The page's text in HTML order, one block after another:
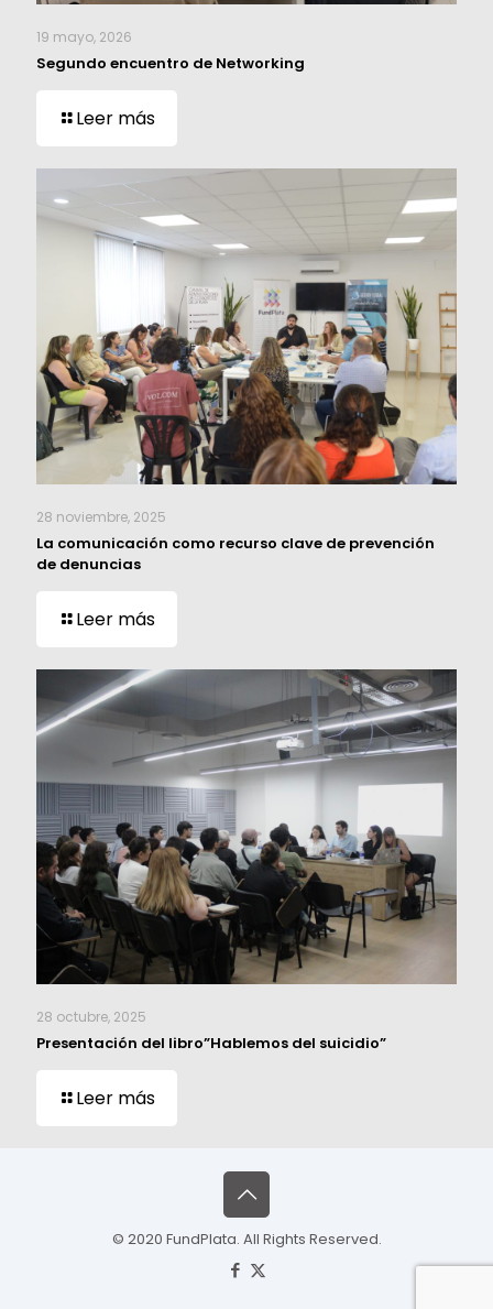
19 mayo, 2026
Segundo encuentro de Networking
Leer más
28 noviembre, 2025
La comunicación como recurso clave de prevención
de denuncias
Leer más
28 octubre, 2025
Presentación del libro”Hablemos del suicidio”
Leer más
© 2020 FundPlata. All Rights Reserved.